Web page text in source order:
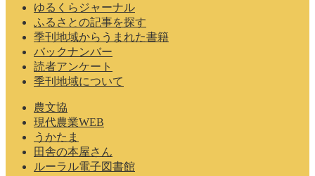
ゆるくらジャーナル
ふるさとの記事を探す
季刊地域からうまれた書籍
バックナンバー
読者アンケート
季刊地域について
農文協
現代農業WEB
うかたま
田舎の本屋さん
ルーラル電子図書館